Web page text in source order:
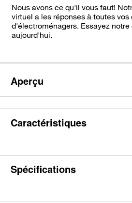
Nous avons ce qu'il vous faut!
virtuel a les réponses à toutes
d'électroménagers. Essayez
aujourd'hui.
Aperçu
Caractéristiques
Spécifications